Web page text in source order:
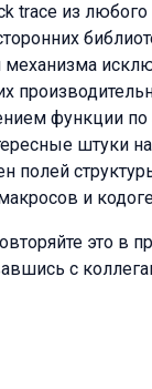
trace из
механизма
функции по
штуки
полей
и
это в
с